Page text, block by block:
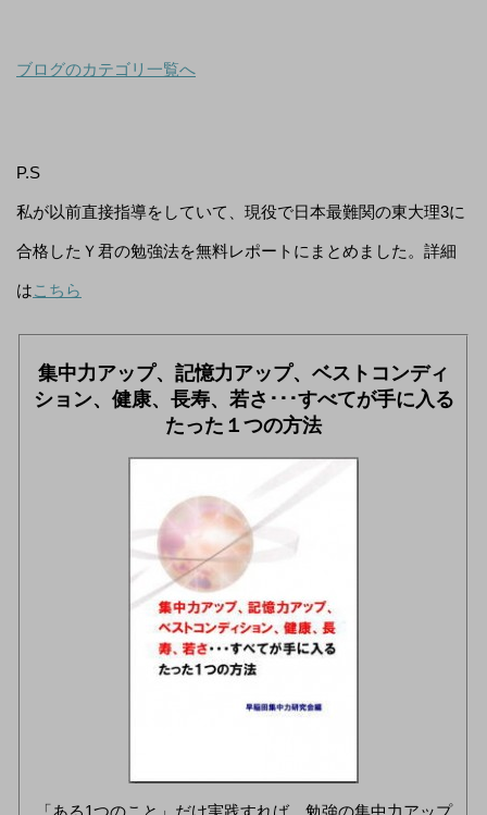
ブログのカテゴリ一覧へ
P.S
私が以前直接指導をしていて、現役で日本最難関の東大理3に
合格したＹ君の勉強法を無料レポートにまとめました。詳細
はこちら
集中力アップ、記憶力アップ、ベストコンディ
ション、健康、長寿、若さ･･･すべてが手に入る
たった１つの方法